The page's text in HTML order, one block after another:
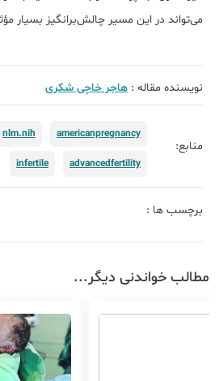
می‌تواند در این مسیر چالش‌برانگیز بسیار
نویسنده مقاله : هاجر خاچی شکری
منابع:
americanpregnancy
nlm.nih
advancedfertility
infertile
برچسب ها :
مطالب خواندنی دیگر...